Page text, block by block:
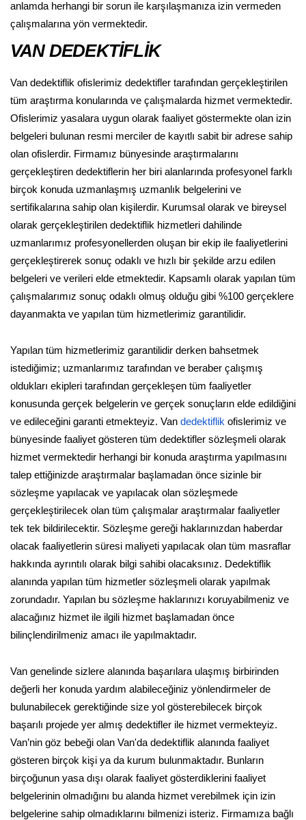
anlamda herhangi bir sorun ile karşılaşmanıza izin vermeden
çalışmalarına yön vermektedir.
VAN DEDEKTİFLİK
Van dedektiflik ofislerimiz dedektifler tarafından gerçekleştirilen
tüm araştırma konularında ve çalışmalarda hizmet vermektedir.
Ofislerimiz yasalara uygun olarak faaliyet göstermekte olan izin
belgeleri bulunan resmi merciler de kayıtlı sabit bir adrese sahip
olan ofislerdir. Firmamız bünyesinde araştırmalarını
gerçekleştiren dedektiflerin her biri alanlarında profesyonel farklı
birçok konuda uzmanlaşmış uzmanlık belgelerini ve
sertifikalarına sahip olan kişilerdir. Kurumsal olarak ve bireysel
olarak gerçekleştirilen dedektiflik hizmetleri dahilinde
uzmanlarımız profesyonellerden oluşan bir ekip ile faaliyetlerini
gerçekleştirerek sonuç odaklı ve hızlı bir şekilde arzu edilen
belgeleri ve verileri elde etmektedir. Kapsamlı olarak yapılan tüm
çalışmalarımız sonuç odaklı olmuş olduğu gibi %100 gerçeklere
dayanmakta ve yapılan tüm hizmetlerimiz garantilidir.
Yapılan tüm hizmetlerimiz garantilidir derken bahsetmek
istediğimiz; uzmanlarımız tarafından ve beraber çalışmış
oldukları ekipleri tarafından gerçekleşen tüm faaliyetler
konusunda gerçek belgelerin ve gerçek sonuçların elde edildiğini
ve edileceğini garanti etmekteyiz. Van dedektiflik ofislerimiz ve
bünyesinde faaliyet gösteren tüm dedektifler sözleşmeli olarak
hizmet vermektedir herhangi bir konuda araştırma yapılmasını
talep ettiğinizde araştırmalar başlamadan önce sizinle bir
sözleşme yapılacak ve yapılacak olan sözleşmede
gerçekleştirilecek olan tüm çalışmalar araştırmalar faaliyetler
tek tek bildirilecektir. Sözleşme gereği haklarınızdan haberdar
olacak faaliyetlerin süresi maliyeti yapılacak olan tüm masraflar
hakkında ayrıntılı olarak bilgi sahibi olacaksınız. Dedektiflik
alanında yapılan tüm hizmetler sözleşmeli olarak yapılmak
zorundadır. Yapılan bu sözleşme haklarınızı koruyabilmeniz ve
alacağınız hizmet ile ilgili hizmet başlamadan önce
bilinçlendirilmeniz amacı ile yapılmaktadır.
Van genelinde sizlere alanında başarılara ulaşmış birbirinden
değerli her konuda yardım alabileceğiniz yönlendirmeler de
bulunabilecek gerektiğinde size yol gösterebilecek birçok
başarılı projede yer almış dedektifler ile hizmet vermekteyiz.
Van’nin göz bebeği olan Van'da dedektiflik alanında faaliyet
gösteren birçok kişi ya da kurum bulunmaktadır. Bunların
birçoğunun yasa dışı olarak faaliyet gösterdiklerini faaliyet
belgelerinin olmadığını bu alanda hizmet verebilmek için izin
belgelerine sahip olmadıklarını bilmenizi isteriz. Firmamıza bağlı